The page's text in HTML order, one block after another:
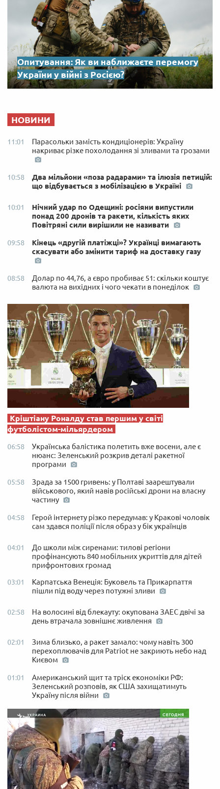
Опитування: Як ви наближаєте перемогу
України у війні з Росією?
НОВИНИ
11:01
Парасольки замість кондиціонерів: Україну
накриває різке похолодання зі зливами та грозами
10:58
Два мільйони «поза радарами» та ілюзія петицій:
що відбувається з мобілізацією в Україні
10:01
Нічний удар по Одещині: росіяни випустили
понад 200 дронів та ракети, кількість яких
Повітряні сили вирішили не називати
09:58
Кінець «другій платіжці»? Українці вимагають
скасувати або змінити тариф на доставку газу
08:58
Долар по 44,76, а євро пробиває 51: скільки коштує
валюта на вихідних і чого чекати в понеділок
Кріштіану Роналду став першим у світі
футболістом-мільярдером
06:58
Українська балістика полетить вже восени, але є
нюанс: Зеленський розкрив деталі ракетної
програми
05:58
Зрада за 1500 гривень: у Полтаві заарештували
військового, який навів російські дрони на власну
частину
04:58
Герой інтернету різко передумав: у Кракові чоловік
сам здався поліції після образ у бік українців
04:01
До школи між сиренами: тилові регіони
профінансують 840 мобільних укриттів для дітей
прифронтових громад
03:01
Карпатська Венеція: Буковель та Прикарпаття
пішли під воду через потужні зливи
02:58
На волосині від блекауту: окупована ЗАЕС двічі за
день втрачала зовнішнє живлення
02:01
Зима близько, а ракет замало: чому навіть 300
перехоплювачів для Patriot не закриють небо над
Києвом
01:01
Американський щит та тріск економіки РФ:
Зеленський розповів, як США захищатимуть
Україну після війни